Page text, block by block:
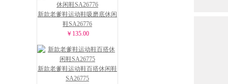
新款老爹鞋运动鞋吸磨底休闲
鞋SA26776
￥135.00
新款老爹鞋运动鞋百搭休闲鞋
SA26775